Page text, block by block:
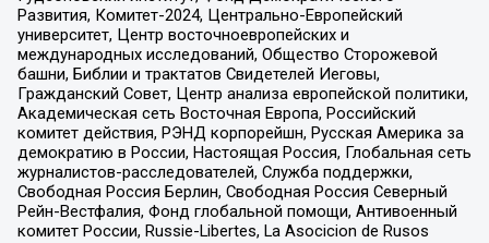
Развития, Комитет-2024, Центрально-Европейский
университет, Центр восточноевропейских и
международных исследований, Общество Сторожевой
башни, Библии и трактатов Свидетелей Иеговы,
Гражданский Совет, Центр анализа европейской политики,
Академическая сеть Восточная Европа, Российский
комитет действия, РЭНД корпорейшн, Русская Америка за
демократию в России, Настоящая Россия, Глобальная сеть
журналистов-расследователей, Служба поддержки,
Свободная Россия Берлин, Свободная Россия Северный
Рейн-Вестфалия, Фонд глобальной помощи, Антивоенный
комитет России, Russie-Libertes, La Asocicion de Rusos